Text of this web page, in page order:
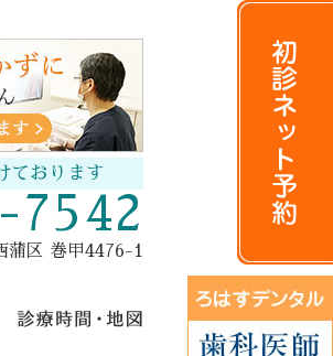
ております
7542
蒲区 巻甲4476-1
診療時間・地図